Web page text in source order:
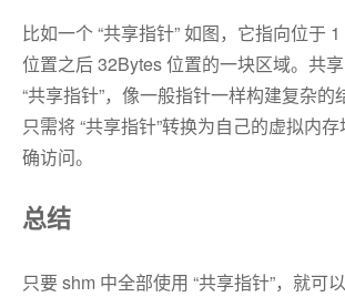
比如一个 “共享指针” 如图，它指向位于
位置之后 32Bytes 位置的一块区域。共
“共享指针”，像一般指针一样构建复杂的
只需将 “共享指针”转换为自己的虚拟内
确访问。
总结
只要 shm 中全部使用 “共享指针”，就可